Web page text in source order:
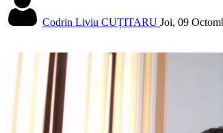
Codrin Liviu CUȚITARU Joi, 09